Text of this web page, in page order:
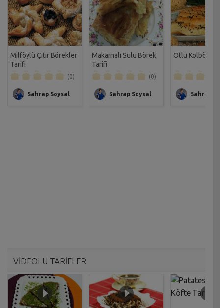
Milföylü Çıtır Börekler
Tarifi
(0)
Sahrap Soysal
Makarnalı Sulu Börek
Tarifi
(0)
Sahrap Soysal
Otlu Kolböreği
Sahrap
VİDEOLU TARİFLER